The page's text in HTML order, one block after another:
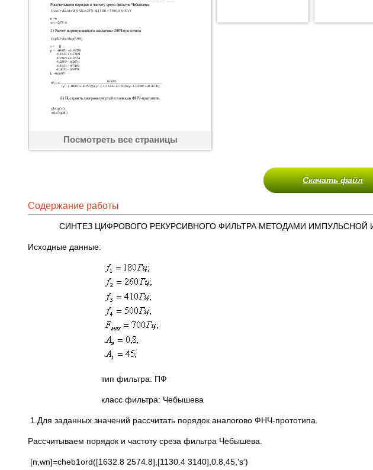
Посмотреть все страницы
Скачать файл
Содержание работы
СИНТЕЗ ЦИФРОВОГО РЕКУРСИВНОГО ФИЛЬТРА МЕТОДАМИ ИМПУЛЬСНОЙ
Исходные данные:
тип фильтра: ПФ
класс фильтра: Чебышева
1.Для заданных значений рассчитать порядок аналогово ФНЧ-прототипа.
Рассчитываем порядок и частоту среза фильтра Чебышева.
[n,wn]=cheb1ord([1632.8 2574.8],[1130.4 3140],0.8,45,'s')